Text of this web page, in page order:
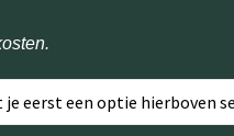
eerst een optie hierboven